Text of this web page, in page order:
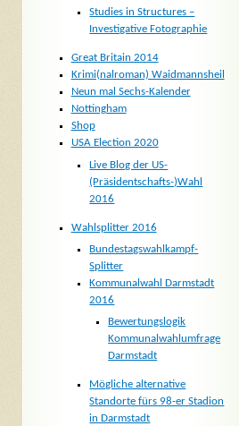
Studies in Structures –
Investigative Fotographie
Great Britain 2014
Krimi(nalroman) Waidmannsheil
Neun mal Sechs-Kalender
Nottingham
Shop
USA Election 2020
Live Blog der US-
(Präsidentschafts-)Wahl
2016
Wahlsplitter 2016
Bundestagswahlkampf-
Splitter
Kommunalwahl Darmstadt
2016
Bewertungslogik
Kommunalwahlumfrage
Darmstadt
Mögliche alternative
Standorte fürs 98-er Stadion
in Darmstadt